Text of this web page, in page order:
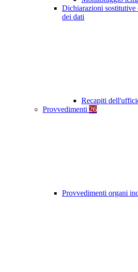
Dichiarazioni
dei dati
Recapiti
Provvedimenti 26
Provvedimenti organi